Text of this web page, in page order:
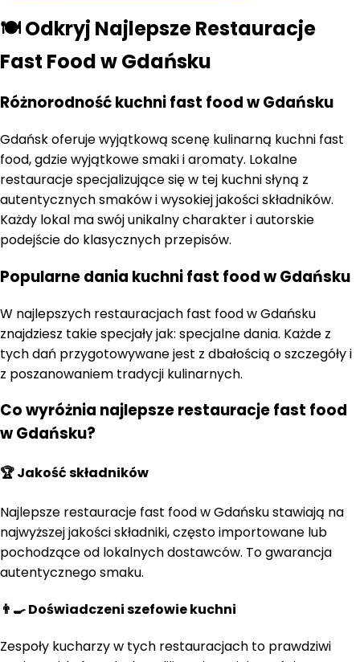
🍽️ Odkryj Najlepsze Restauracje
Fast Food w Gdańsku
Różnorodność kuchni fast food w Gdańsku
Gdańsk oferuje wyjątkową scenę kulinarną kuchni fast
food, gdzie wyjątkowe smaki i aromaty. Lokalne
restauracje specjalizujące się w tej kuchni słyną z
autentycznych smaków i wysokiej jakości składników.
Każdy lokal ma swój unikalny charakter i autorskie
podejście do klasycznych przepisów.
Popularne dania kuchni fast food w Gdańsku
W najlepszych restauracjach fast food w Gdańsku
znajdziesz takie specjały jak: specjalne dania. Każde z
tych dań przygotowywane jest z dbałością o szczegóły i
z poszanowaniem tradycji kulinarnych.
Co wyróżnia najlepsze restauracje fast food
w Gdańsku?
🏆 Jakość składników
Najlepsze restauracje fast food w Gdańsku stawiają na
najwyższej jakości składniki, często importowane lub
pochodzące od lokalnych dostawców. To gwarancja
autentycznego smaku.
👨‍🍳 Doświadczeni szefowie kuchni
Zespoły kucharzy w tych restauracjach to prawdziwi